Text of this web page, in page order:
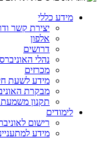
מידע כללי
יצירת קשר
אלפון
דרושים
נהלי
מכרזים
מידע לשעת
מבקרת
תקנון משמעת
לימודים
רישום
מידע